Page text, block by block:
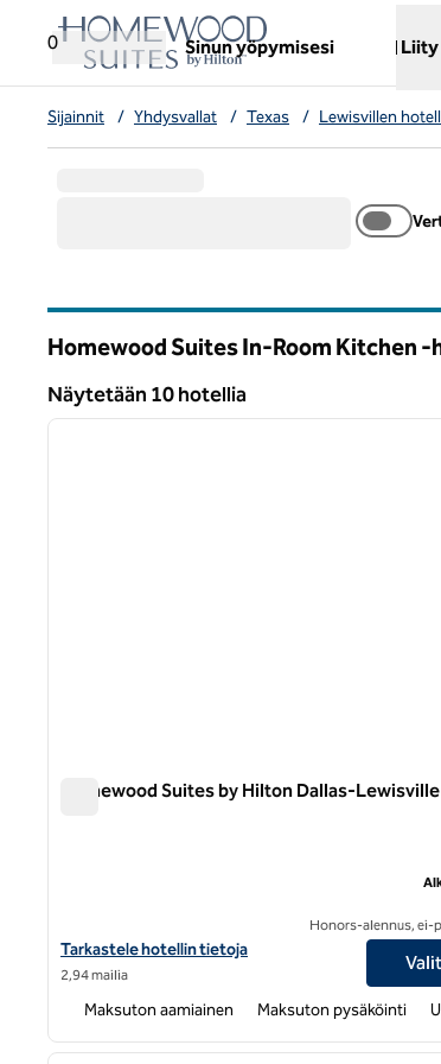
Siirry sisältöön
0
Sinun yöpymisesi
,avaa uuden välilehden
Liity
Sijainnit / Yhdysvallat / Texas / Lewisvillen
Homewood Suites In-Room Kitchen
Näytetään 10 hotellia
Näytetään 10 hotellia
1/12
Homewood Suites by Hilton Dallas-
Näytä Homewood Suites by Hilton Dallas-Lewisville
Tarkastele hotellin tietoja
2,94 mailia
Honors-alennus, ei-
Maksuton aamiainen Maksuton pysäköinti